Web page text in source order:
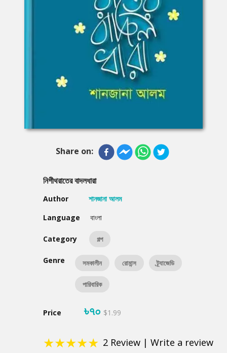
Share on:
নিশীথরাতের বাদলধারা
Author
শানজানা আলম
Language
বাংলা
Category গল্প
Genre সমকালীন রোমান্স ট্র্যাজেডি
পারিবারিক
Price ৳৭০ $1.99
★★★★★ 2 Review | Write a review